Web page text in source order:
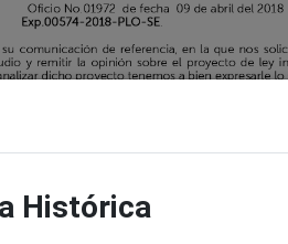
Histórica